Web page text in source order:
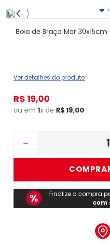
Boia de Braço Mor
Ver detalhes do produto
R$ 19,00
ou em 1x de R$19,00
－
Finalize a compra
com